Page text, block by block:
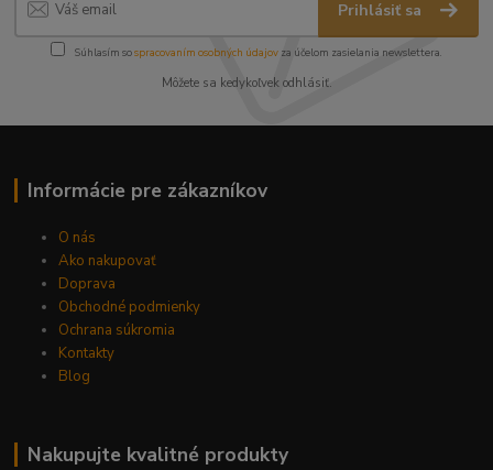
Prihlásiť sa
Súhlasím sospracovaním osobných údajov za účelom zasielania newslettera.
Môžete sa kedykoľvek odhlásiť.
Informácie pre zákazníkov
O nás
Ako nakupovať
Doprava
Obchodné podmienky
Ochrana súkromia
Kontakty
Blog
Nakupujte kvalitné produkty